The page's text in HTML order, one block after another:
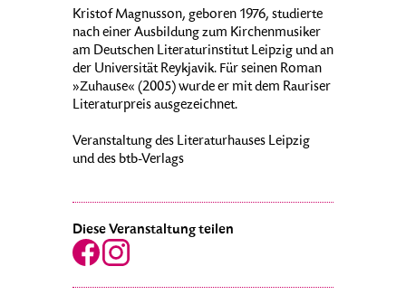
Kristof Magnusson, geboren 1976, studierte
nach einer Ausbildung zum Kirchenmusiker
am Deutschen Literaturinstitut Leipzig und an
der Universität Reykjavik. Für seinen Roman
»Zuhause« (2005) wurde er mit dem Rauriser
Literaturpreis ausgezeichnet.
Veranstaltung des Literaturhauses Leipzig
und des btb-Verlags
Diese Veranstaltung teilen